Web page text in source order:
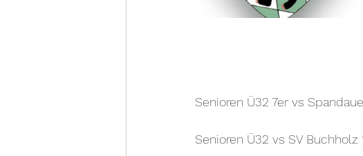
Senioren Ü32 7er vs
Senioren Ü32 vs SV Buchholz